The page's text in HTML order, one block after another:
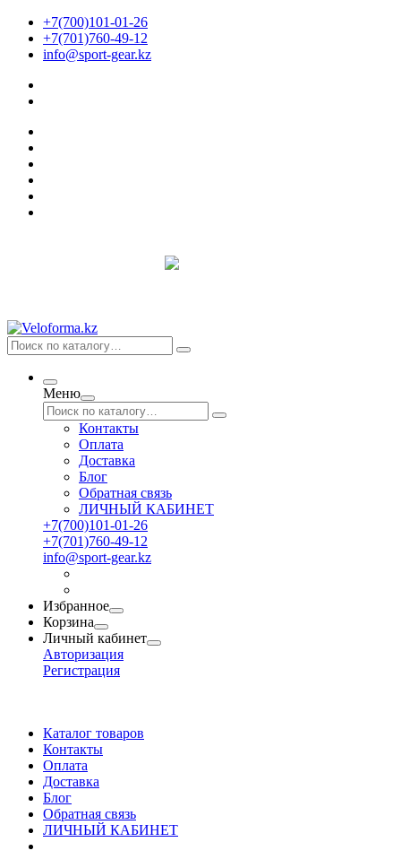
+7(700)101-01-26
+7(701)760-49-12
info@sport-gear.kz
Меню
Контакты
Оплата
Доставка
Блог
Обратная связь
ЛИЧНЫЙ КАБИНЕТ
+7(700)101-01-26
+7(701)760-49-12
info@sport-gear.kz
Избранное
Корзина
Личный кабинет
Авторизация
Регистрация
Каталог товаров
Контакты
Оплата
Доставка
Блог
Обратная связь
ЛИЧНЫЙ КАБИНЕТ